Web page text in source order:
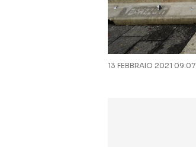
13 FEBBRAIO 2021 09:07